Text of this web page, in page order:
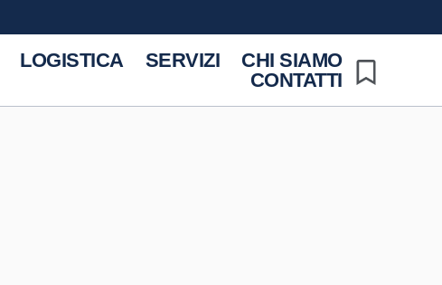
LOGISTICA SERVIZI
CHI SIAMO
CONTATTI